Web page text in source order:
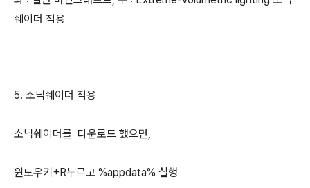
쉐이더 적용
5. 소닉쉐이더 적용
소닉쉐이더를 다운로드 했으면,
윈도우키+R누르고 %appdata% 실행